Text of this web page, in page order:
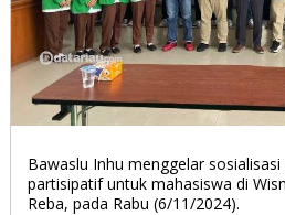
Bawaslu Inhu menggelar
partisipatif untuk mahasiswa di
Reba, pada Rabu (6/11/2024).